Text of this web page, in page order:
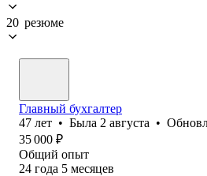
20 резюме
Главный бухгалтер
47 лет • Была 2 августа •
35 000 ₽
Общий опыт
24 года 5 месяцев